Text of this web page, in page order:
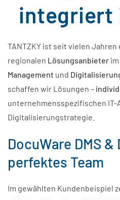
integriert
TANTZKY ist seit vielen Jahren
regionalen Lösungsanbieter
Management und
schaffen wir Lösungen –
unternehmensspezifischen
Digitalisierungstrategie.
DocuWare DMS &
perfektes Team
Im gewählten Kundenbeispiel